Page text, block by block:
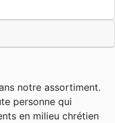
notre assortiment.
personne qui
en milieu chrétien